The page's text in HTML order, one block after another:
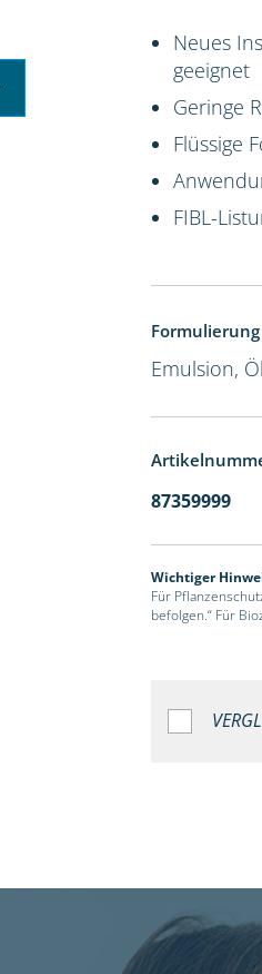
Neues
geeignet
Geringe
Flüssige
FIBL-
Formulierung
Emulsion,
87359999
Wichtiger
Für
befolgen.“ Für